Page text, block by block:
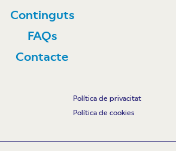
Continguts
FAQs
Contacte
Política de privacitat
Política de cookies